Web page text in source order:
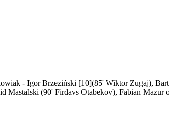
- Igor Brzeziński [10](85' Wiktor Zugaj),
Mastalski (90' Firdavs Otabekov), Fabian Mazur